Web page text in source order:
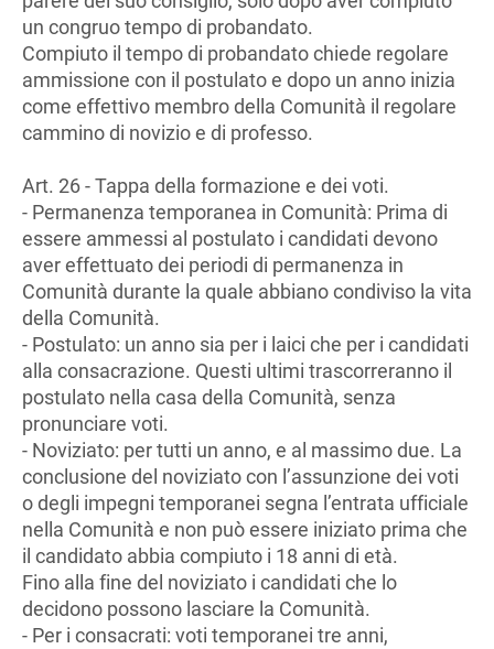
un congruo tempo di probandato.
Compiuto il tempo di probandato chiede regolare
ammissione con il postulato e dopo un anno inizia
come effettivo membro della Comunità il regolare
cammino di novizio e di professo.
Art. 26 - Tappa della formazione e dei voti.
- Permanenza temporanea in Comunità: Prima di
essere ammessi al postulato i candidati devono
aver effettuato dei periodi di permanenza in
Comunità durante la quale abbiano condiviso la vita
della Comunità.
- Postulato: un anno sia per i laici che per i candidati
alla consacrazione. Questi ultimi trascorreranno il
postulato nella casa della Comunità, senza
pronunciare voti.
- Noviziato: per tutti un anno, e al massimo due. La
conclusione del noviziato con l’assunzione dei voti
o degli impegni temporanei segna l’entrata ufficiale
nella Comunità e non può essere iniziato prima che
il candidato abbia compiuto i 18 anni di età.
Fino alla fine del noviziato i candidati che lo
decidono possono lasciare la Comunità.
- Per i consacrati: voti temporanei tre anni,